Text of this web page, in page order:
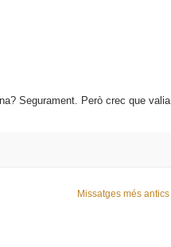
Segurament. Però crec que valia
Missatges més antics